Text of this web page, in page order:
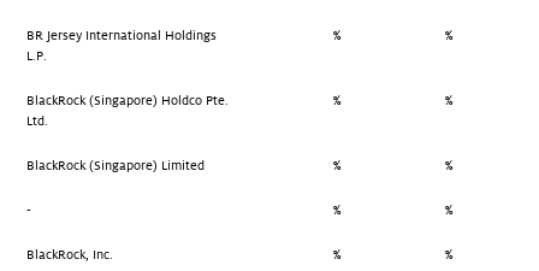
BR Jersey International Holdings
L.P.
% %
BlackRock (Singapore) Holdco Pte.
Ltd.
% %
BlackRock (Singapore) Limited % %
- % %
BlackRock, Inc. % %